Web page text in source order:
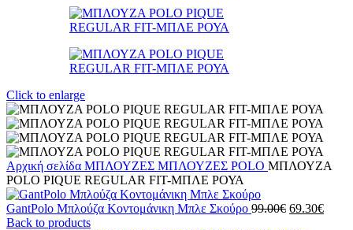
Click to enlarge
Αρχική σελίδα ΜΠΛΟΥΖΕΣ ΜΠΛΟΥΖΕΣ POLO ΜΠΛΟΥΖΑ
POLO PIQUE REGULAR FIT-ΜΠΛΕ ΡΟΥΑ
GantPolo Μπλούζα Κοντομάνικη Μπλε Σκούρο 99.00€ Original
69.30€Η
Back to products